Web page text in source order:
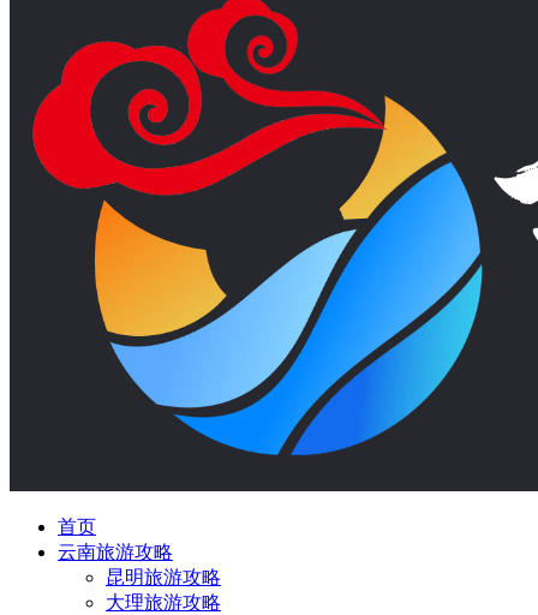
首页
云南旅游攻略
昆明旅游攻略
大理旅游攻略